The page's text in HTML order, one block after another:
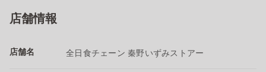
店舗情報
店舗名 全日食チェーン 秦野いずみストアー